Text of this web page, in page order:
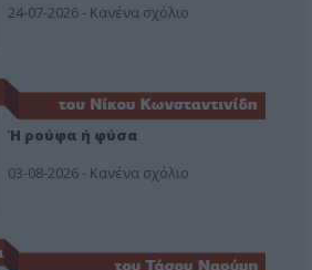
24-07-2026 - Κανένα σχόλιο
Ή ρούφα ή φύσα
03-08-2026 - Κανένα σχόλιο